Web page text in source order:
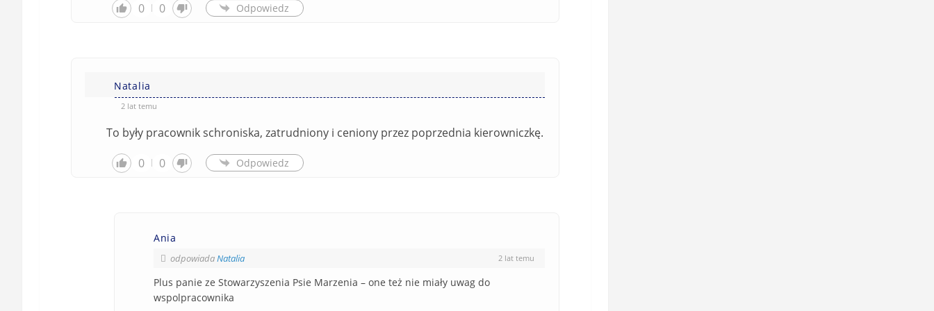
k
w
0
0 Odpowiedz
Natalia
2 lat temu
To były pracownik schroniska, zatrudniony i ceniony przez poprzednia kierowniczkę.
0
0 Odpowiedz
Ania
odpowiadaNatalia 2 lat temu
Plus panie ze Stowarzyszenia Psie Marzenia – one też nie miały uwag do
wspolpracownika